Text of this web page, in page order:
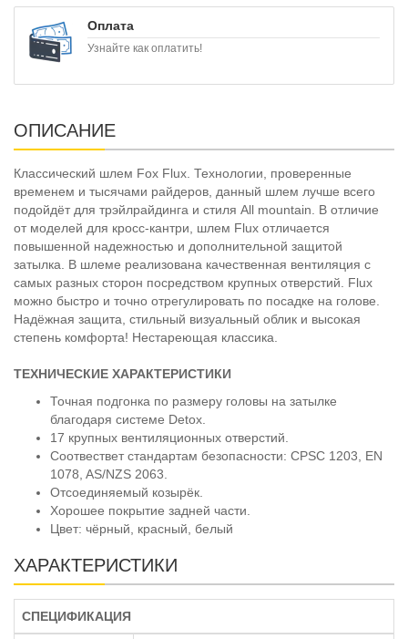
Оплата
Узнайте как оплатить!
ОПИСАНИЕ
Классический шлем Fox Flux. Технологии, проверенные
временем и тысячами райдеров, данный шлем лучше всего
подойдёт для трэйлрайдинга и стиля All mountain. В отличие
от моделей для кросс-кантри, шлем Flux отличается
повышенной надежностью и дополнительной защитой
затылка. В шлеме реализована качественная вентиляция с
самых разных сторон посредством крупных отверстий. Flux
можно быстро и точно отрегулировать по посадке на голове.
Надёжная защита, стильный визуальный облик и высокая
степень комфорта! Нестареющая классика.
ТЕХНИЧЕСКИЕ ХАРАКТЕРИСТИКИ
Точная подгонка по размеру головы на затылке
благодаря системе Detox.
17 крупных вентиляционных отверстий.
Соотвествет стандартам безопасности: CPSC 1203, EN
1078, AS/NZS 2063.
Отсоединяемый козырёк.
Хорошее покрытие задней части.
Цвет: чёрный, красный, белый
ХАРАКТЕРИСТИКИ
СПЕЦИФИКАЦИЯ